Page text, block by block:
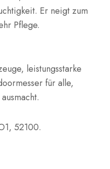
Er neigt zum
Pflege.
leistungsstarke
für alle,
52100.